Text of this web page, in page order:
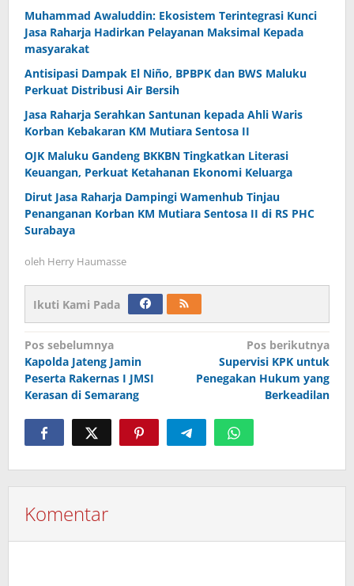
Muhammad Awaluddin: Ekosistem Terintegrasi Kunci
Jasa Raharja Hadirkan Pelayanan Maksimal Kepada
masyarakat
Antisipasi Dampak El Niño, BPBPK dan BWS Maluku
Perkuat Distribusi Air Bersih
Jasa Raharja Serahkan Santunan kepada Ahli Waris
Korban Kebakaran KM Mutiara Sentosa II
OJK Maluku Gandeng BKKBN Tingkatkan Literasi
Keuangan, Perkuat Ketahanan Ekonomi Keluarga
Dirut Jasa Raharja Dampingi Wamenhub Tinjau
Penanganan Korban KM Mutiara Sentosa II di RS PHC
Surabaya
oleh Herry Haumasse
Ikuti Kami Pada
Navigasi
pos
Pos sebelumnya
Kapolda Jateng Jamin
Peserta Rakernas I JMSI
Kerasan di Semarang
Pos berikutnya
Supervisi KPK untuk
Penegakan Hukum yang
Berkeadilan
Komentar